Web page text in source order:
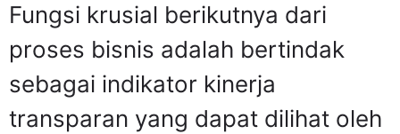
Fungsi krusial berikutnya dari
proses bisnis adalah bertindak
sebagai indikator kinerja
transparan yang dapat dilihat oleh